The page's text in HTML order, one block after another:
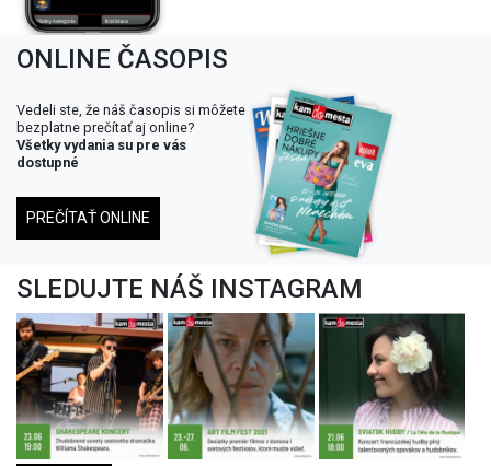
ONLINE ČASOPIS
Vedeli ste, že náš časopis si môžete
bezplatne prečítať aj online?
Všetky vydania su pre vás
dostupné
PREČÍTAŤ ONLINE
SLEDUJTE NÁŠ INSTAGRAM